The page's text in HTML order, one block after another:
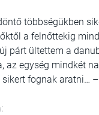
többségükben
a felnőttekig
párt ültettem a
az egység mindkét
sikert fognak aratni…